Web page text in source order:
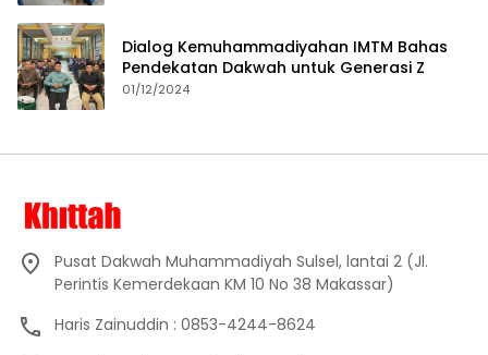
Dialog Kemuhammadiyahan IMTM Bahas
Pendekatan Dakwah untuk Generasi Z
01/12/2024
Pusat Dakwah Muhammadiyah Sulsel, lantai 2 (Jl.
Perintis Kemerdekaan KM 10 No 38 Makassar)
Haris Zainuddin : 0853-4244-8624